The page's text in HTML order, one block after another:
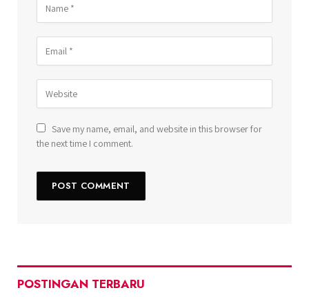
Save my name, email, and website in this browser for
the next time I comment.
POSTINGAN TERBARU